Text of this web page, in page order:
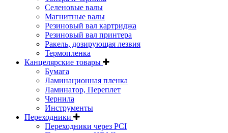
Селеновые валы
Магнитные валы
Резиновый вал картриджа
Резиновый вал принтера
Ракель, дозирующая лезвия
Термопленка
Канцелярские товары
Бумага
Ламинационная пленка
Ламинатор, Переплет
Чернила
Инструменты
Переходники
Переходники через PCI